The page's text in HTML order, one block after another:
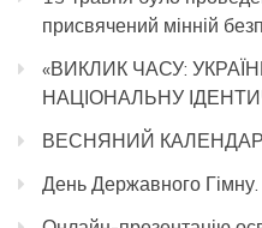
присвячений мінній
«ВИКЛИК ЧАСУ:
НАЦІОНАЛЬНУ
ВЕСНЯНИЙ
День Державного Гімну.